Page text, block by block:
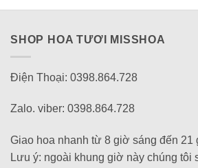
SHOP HOA TƯƠI MISSHOA
Điện Thoại: 0398.864.728
Zalo. viber: 0398.864.728
Giao hoa nhanh từ 8 giờ sáng đến 21
Lưu ý: ngoài khung giờ này chúng tôi